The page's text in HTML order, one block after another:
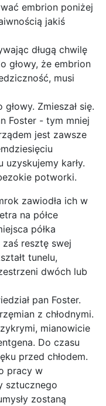
embrion poniżej
jakiś
długą chwilę
głowy, że embrion
musi
Zmieszał się.
Foster - tym mniej
jest zawsze
karły.
potworki.
zawiodła ich w
na półce
półka
resztę swej
tunelu,
dwóch lub
pan Foster.
z chłodnymi.
mianowicie
Do czasu
przed chłodem.
pracy w
sztucznego
zostaną